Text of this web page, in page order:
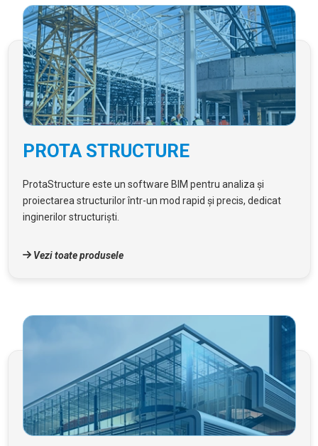
PROTA STRUCTURE
ProtaStructure este un software BIM pentru analiza și
proiectarea structurilor într-un mod rapid și precis, dedicat
inginerilor structuriști.
Vezi toate produsele